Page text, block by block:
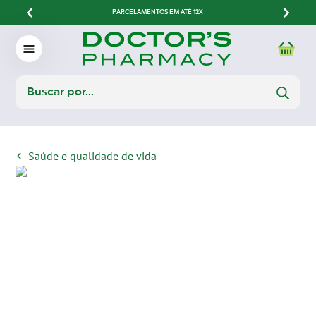
PARCELAMENTOS EM ATÉ 12X
Saúde e qualidade de vida